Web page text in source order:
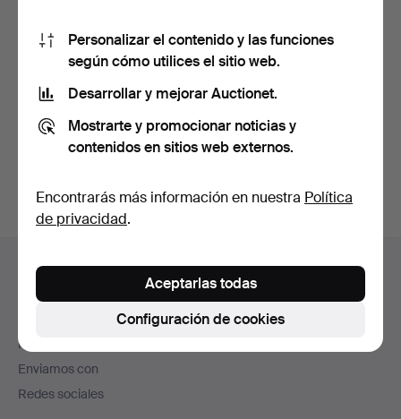
32 USD
Suscribir búsqueda
También puedes buscar ennuestro archivo de
subastas concluidas.
en
de
página
Ayuda y contacto
Contacta con el servicio de atención al cliente
Todas las casas de subastas
Modos de pago
Enviamos con
Redes sociales
Personalizar el contenido y las funciones
según cómo utilices el sitio web.
Desarrollar y mejorar Auctionet.
Mostrarte y promocionar noticias y
contenidos en sitios web externos.
Encontrarás más información en nuestra Política
de privacidad.
Configuración de cookies
Aceptarlas todas